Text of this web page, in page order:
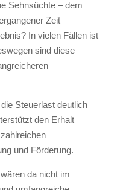
Sehnsüchte – dem
Zeit
In vielen Fällen ist
sind diese
Steuerlast deutlich
den Erhalt
und Förderung.
da nicht im